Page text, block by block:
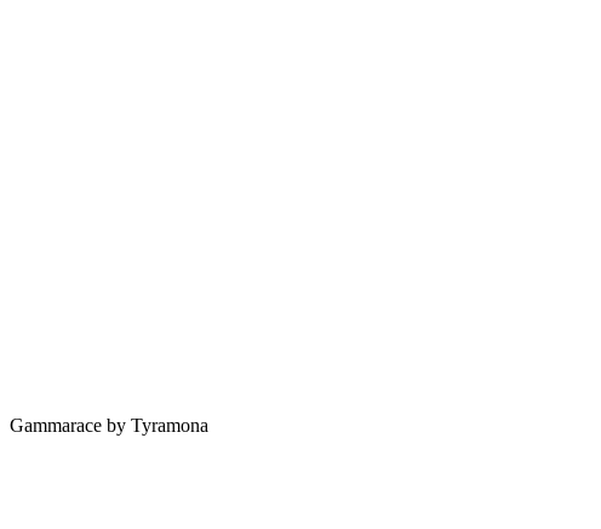
Gammarace by Tyramona